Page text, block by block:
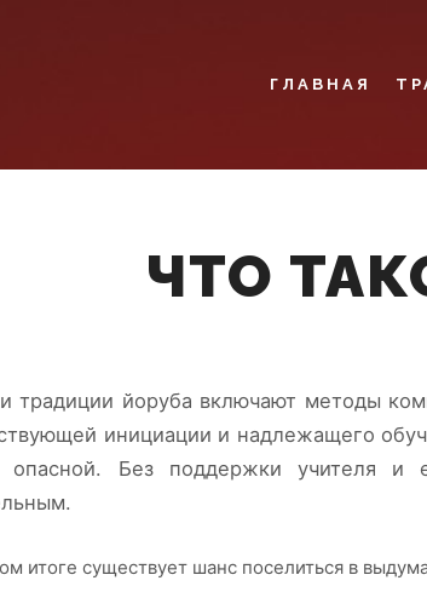
ГЛАВНАЯ
ЧТО
традиции йоруба включают методы
инициации и надлежащего
Без поддержки учителя и
итоге существует шанс поселиться в